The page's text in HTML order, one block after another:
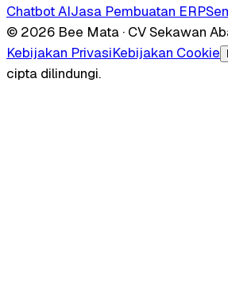
Chatbot AIJasa Pembuatan ERP
© 2026 Bee Mata · CV Sekawan
Kebijakan PrivasiKebijakan Cookie
cipta dilindungi.